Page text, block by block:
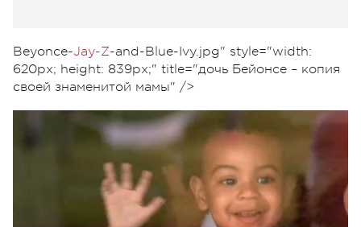
Beyonce-Jay-Z-and-Blue-Ivy.jpg" style="width:
620px; height: 839px;" title="дочь Бейонсе – копия
своей знаменитой мамы" />